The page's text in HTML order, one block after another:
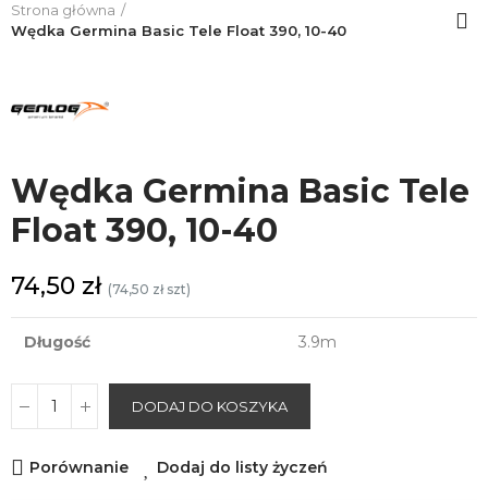
Strona główna
Wędka Germina Basic Tele Float 390, 10-40
Wędka Germina Basic Tele
Float 390, 10-40
74,50 zł (74,50 zł szt)
Długość 3.9m
DODAJ DO KOSZYKA
Porównanie Dodaj do listy życzeń